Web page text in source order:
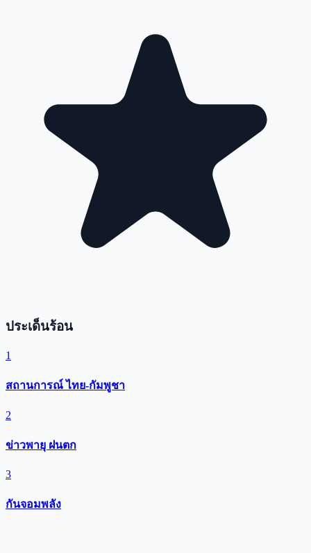
ประเด็นร้อน
1
สถานการณ์ ไทย-กัมพูชา
2
ข่าวพายุ ฝนตก
3
กันจอมพลัง